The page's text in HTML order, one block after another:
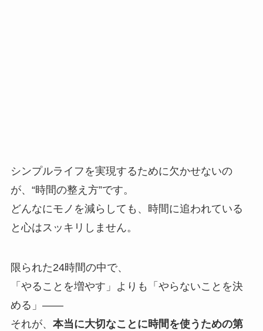
シンプルライフを実現するために欠かせないの
が、“時間の整え方”です。
どんなにモノを減らしても、時間に追われている
と心はスッキリしません。
限られた24時間の中で、
「やることを増やす」よりも「やらないことを決
める」——
それが、 本当に大切なことに時間を使うための第